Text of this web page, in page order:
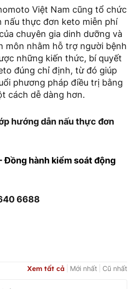
Việt Nam cũng tổ chức
nấu thực đơn keto miễn phí
chuyên gia dinh dưỡng và
môn nhằm hỗ trợ người bệnh
những kiến thức, bí quyết
đúng chỉ định, từ đó giúp
phương pháp điều trị bằng
cách dễ dàng hơn.
hướng dẫn nấu thực đơn
Đồng hành kiểm soát động
6688
Xem tất cả Mới nhất Cũ nhất